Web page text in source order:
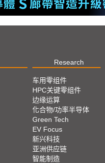
Research
车用零组件
HPC关键零组件
边缘运算
化合物/功率半导体
Green Tech
EV Focus
新兴科技
亚洲供应链
智能制造